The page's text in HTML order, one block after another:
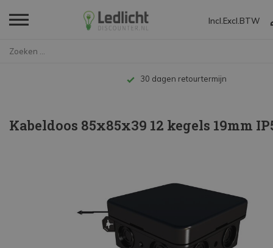
Incl. Excl. BTW
Tot 10 jaar garantie
Kabeldoos 85x85x39 12 kegels 19mm